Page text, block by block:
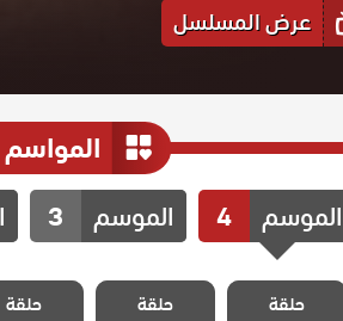
عرض المسلسل
الموسم 4 الموسم 3
مسلسل الحفرة
الموسم الرابع
حلقة
مسلسل الحفرة
الموسم الرابع
حلقة
مسلسل
الموسمحلقة